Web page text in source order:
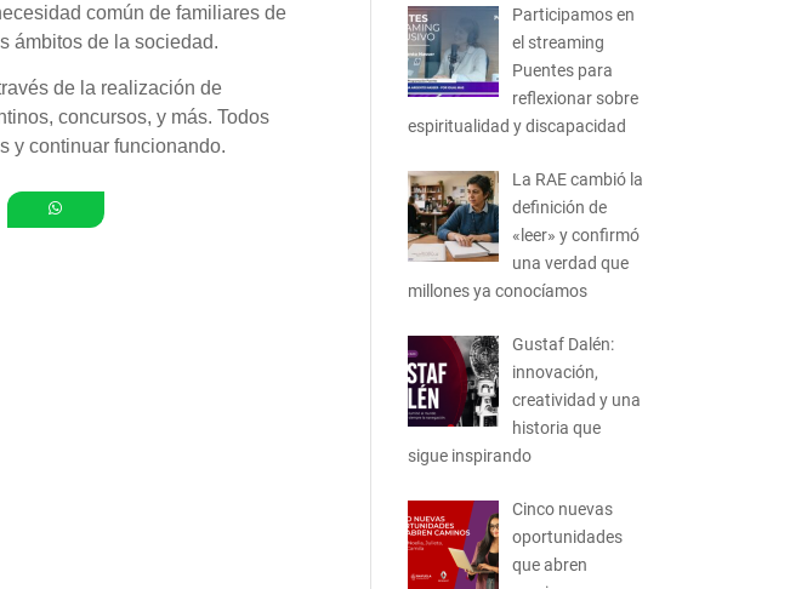
común de familiares de
ámbitos de la sociedad.
de la realización de
concursos, y más. Todos
y continuar funcionando.
Participamos en
el streaming
Puentes para
reflexionar sobre
espiritualidad y discapacidad
La RAE cambió la
definición de
«leer» y confirmó
una verdad que
millones ya conocíamos
Gustaf Dalén:
innovación,
creatividad y una
historia que
sigue inspirando
Cinco nuevas
oportunidades
que abren